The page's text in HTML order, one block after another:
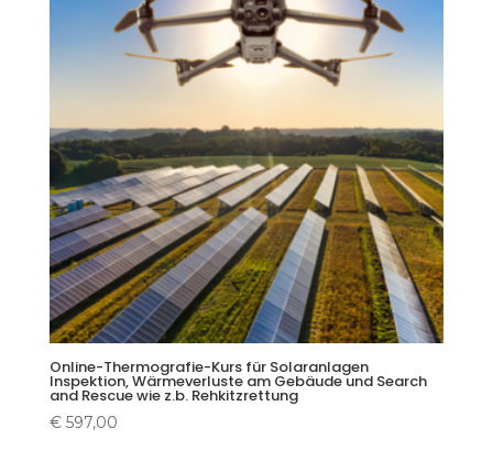
Online-Thermografie-Kurs für Solaranlagen
Inspektion, Wärmeverluste am Gebäude und Search
and Rescue wie z.b. Rehkitzrettung
€597,00